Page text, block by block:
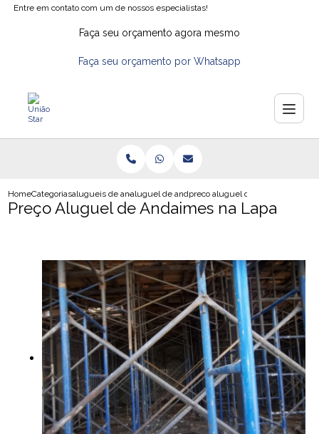
Entre em contato com um de nossos especialistas!
Faça seu orçamento agora mesmo
Faça seu orçamento por Whatsapp
HomeCategoriasalugueis de andaimesaluguel de andaime precopreco aluguel de andaimes na
Preço Aluguel de Andaimes na Lapa